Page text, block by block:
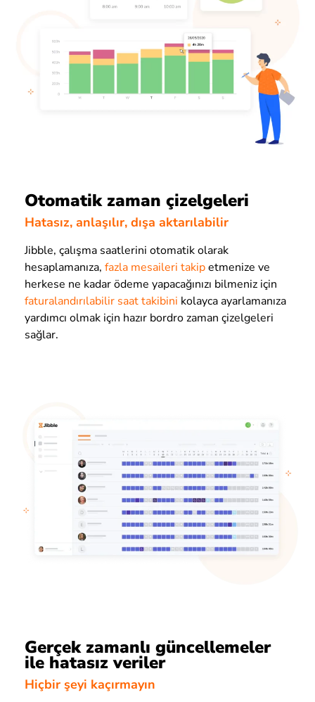
Otomatik zaman çizelgeleri
Hatasız, anlaşılır, dışa aktarılabilir
Jibble, çalışma saatlerini otomatik olarak
hesaplamanıza, fazla mesaileri takipetmenize ve
herkese ne kadar ödeme yapacağınızı bilmeniz için
faturalandırılabilir saat takibini kolayca ayarlamanıza
yardımcı olmak için hazır bordro zaman çizelgeleri
sağlar.
Gerçek zamanlı güncellemeler
ile hatasız veriler
Hiçbir şeyi kaçırmayın